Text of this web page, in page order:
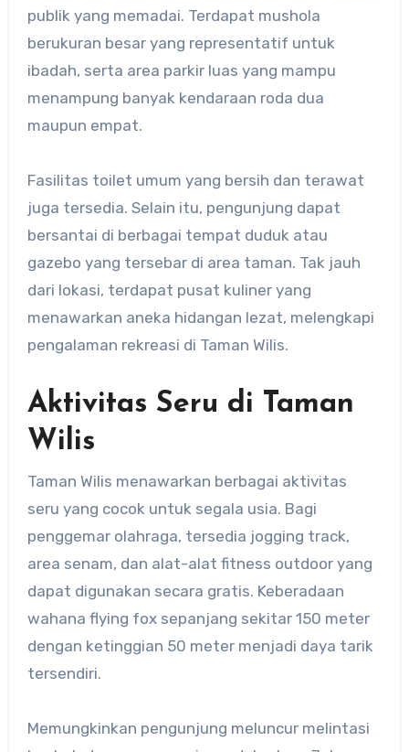
publik yang memadai. Terdapat mushola
berukuran besar yang representatif untuk
ibadah, serta area parkir luas yang mampu
menampung banyak kendaraan roda dua
maupun empat.
Fasilitas toilet umum yang bersih dan terawat
juga tersedia. Selain itu, pengunjung dapat
bersantai di berbagai tempat duduk atau
gazebo yang tersebar di area taman. Tak jauh
dari lokasi, terdapat pusat kuliner yang
menawarkan aneka hidangan lezat, melengkapi
pengalaman rekreasi di Taman Wilis.
Aktivitas Seru di Taman
Wilis
Taman Wilis menawarkan berbagai aktivitas
seru yang cocok untuk segala usia. Bagi
penggemar olahraga, tersedia jogging track,
area senam, dan alat-alat fitness outdoor yang
dapat digunakan secara gratis. Keberadaan
wahana flying fox sepanjang sekitar 150 meter
dengan ketinggian 50 meter menjadi daya tarik
tersendiri.
Memungkinkan pengunjung meluncur melintasi